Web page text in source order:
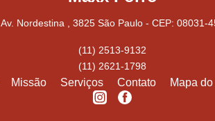
Av. Nordestina , 3825 São Paulo - CEP: 08031-
(11) 2513-9132
(11) 2621-1798
Missão Serviços Contato Mapa